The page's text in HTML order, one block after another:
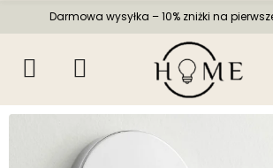
Darmowa wysyłka – 10% zniżki na